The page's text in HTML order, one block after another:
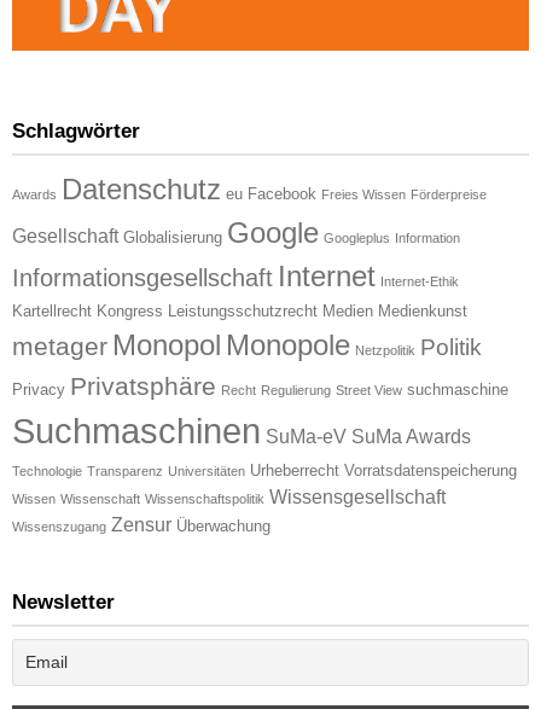
Schlagwörter
Awards Datenschutz eu Facebook Freies Wissen Förderpreise
Gesellschaft Globalisierung Google Googleplus Information
Informationsgesellschaft Internet Internet-Ethik
Kartellrecht Kongress Leistungsschutzrecht Medien Medienkunst
metager Monopol Monopole Netzpolitik Politik
Privacy Privatsphäre Recht Regulierung Street View suchmaschine
Suchmaschinen SuMa-eV SuMa Awards
Technologie Transparenz Universitäten Urheberrecht Vorratsdatenspeicherung
Wissen Wissenschaft Wissenschaftspolitik Wissensgesellschaft
Wissenszugang Zensur Überwachung
Newsletter